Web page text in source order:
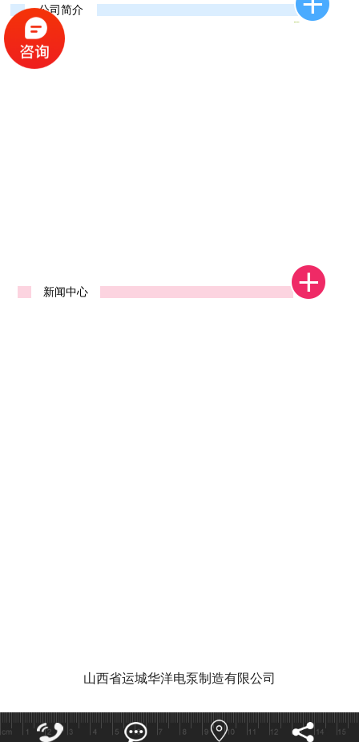
公司简介
新闻中心
山西省运城华洋电泵制造有限公司